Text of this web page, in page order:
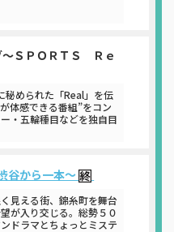
ＳＰＯＲＴＳ Ｒｅ
秘められた「Real」を伝
体感できる番組”をコン
・五輪種目などを独自目
谷から一本～
見える街、錦糸町を舞台
が入り交じる。総勢５０
ドラマとちょっとミステ